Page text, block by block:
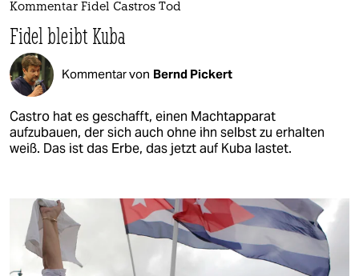
Kommentar Fidel Castros Tod
Fidel bleibt Kuba
Kommentar von Bernd Pickert
Castro hat es geschafft, einen Machtapparat
aufzubauen, der sich auch ohne ihn selbst zu erhalten
weiß. Das ist das Erbe, das jetzt auf Kuba lastet.